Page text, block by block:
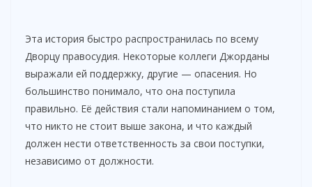
Эта история быстро распространилась по всему
Дворцу правосудия. Некоторые коллеги Джорданы
выражали ей поддержку, другие — опасения. Но
большинство понимало, что она поступила
правильно. Её действия стали напоминанием о том,
что никто не стоит выше закона, и что каждый
должен нести ответственность за свои поступки,
независимо от должности.